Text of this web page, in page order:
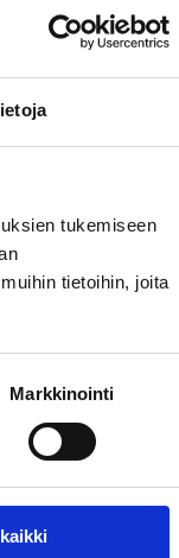
tukemiseen
tietoihin, joita
Markkinointi
mainos tavoittaa
on suuri merkitys.
markkinoida
myös
-makuisen
mielikuvien
erityisesti
minttua,
elkeet haittojen